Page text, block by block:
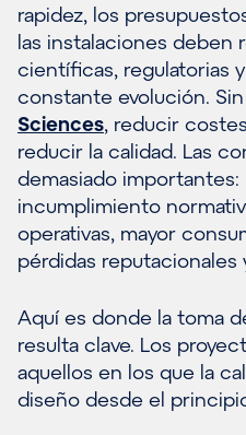
rapidez, los
las instalaciones deben
científicas, regulatorias
constante evolución.
Sciences, reducir
reducir la calidad. Las
demasiado
incumplimiento
operativas, mayor
pérdidas reputacionales
Aquí es donde la toma
resulta clave. Los
aquellos en los que la
diseño desde el